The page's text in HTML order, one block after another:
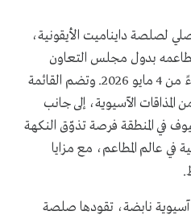
لصلصة دايناميت الأيقونية،
بدول مجلس التعاون
الخليجي لفترة محدودة، ابتداءً من 4 مايو 2026. وتضم القائمة
الآسيوية، إلى جانب
في المنطقة فرصة تذوّق النكهة
في عالم المطاعم، مع مزايا
آسيوية نابضة، تقودها صلصة